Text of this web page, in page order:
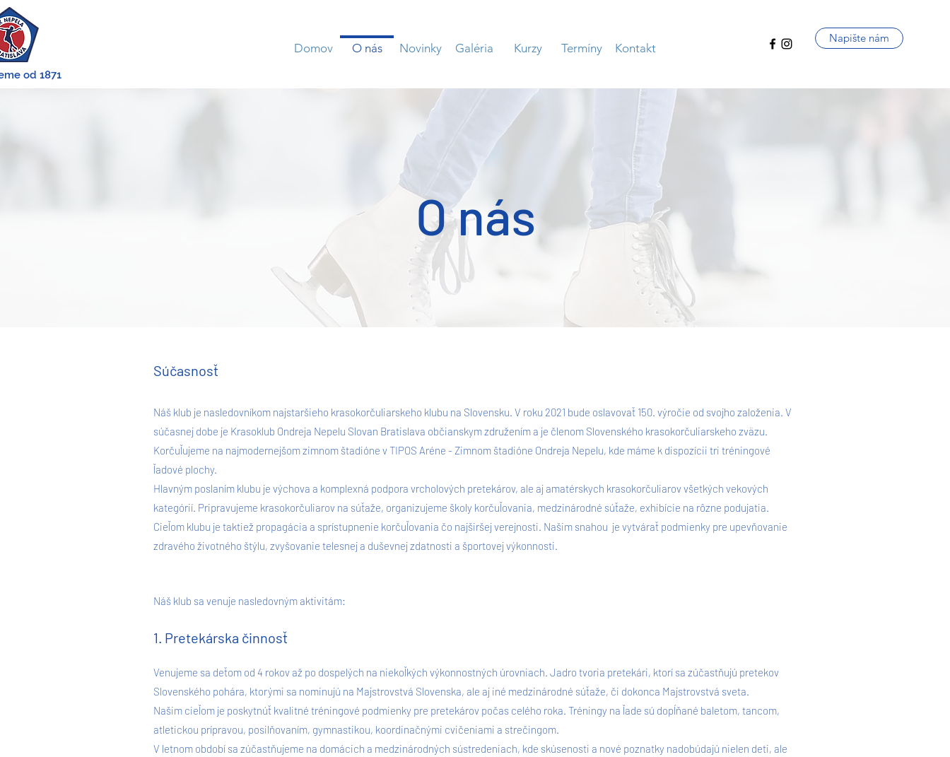
od 1871
Napište nám
Domov O nás Novinky Galéria Kurzy Termíny Kontakt
O nás
Súčasnosť
Náš klub je nasledovníkom najstaršieho krasokorčuliarskeho klubu na Slovensku. V roku 2021 bude oslavovať 150. výročie od svojho založenia. V
súčasnej dobe je Krasoklub Ondreja Nepelu Slovan Bratislava občianskym združením a je členom Slovenského krasokorčuliarskeho zväzu.
Korčuľujeme na najmodernejšom zimnom štadióne v TIPOS Aréne - Zimnom štadióne Ondreja Nepelu, kde máme k dispozícii tri tréningové
ľadové plochy.
Hlavným poslaním klubu je výchova a komplexná podpora vrcholových pretekárov, ale aj amatérskych krasokorčuliarov všetkých vekových
kategórií. Pripravujeme krasokorčuliarov na súťaže, organizujeme školy korčuľovania, medzinárodné súťaže, exhibície na rôzne podujatia.
Cieľom klubu je taktiež propagácia a sprístupnenie korčuľovania čo najširšej verejnosti. Našim snahou je vytvárať podmienky pre upevňovanie
zdravého životného štýlu, zvyšovanie telesnej a duševnej zdatnosti a športovej výkonnosti.
Náš klub sa venuje nasledovným aktivitám:
1. Pretekárska činnosť
Venujeme sa deťom od 4 rokov až po dospelých na niekoľkých výkonnostných úrovniach. Jadro tvoria pretekári, ktorí sa zúčastňujú pretekov
Slovenského pohára, ktorými sa nominujú na Majstrovstvá Slovenska, ale aj iné medzinárodné súťaže, či dokonca Majstrovstvá sveta.
Našim cieľom je poskytnúť kvalitné tréningové podmienky pre pretekárov počas celého roka. Tréningy na ľade sú dopĺňané baletom, tancom,
atletickou prípravou, posilňovaním, gymnastikou, koordinačnými cvičeniami a strečingom.
V letnom období sa zúčastňujeme na domácich a medzinárodných sústredeniach, kde skúsenosti a nové poznatky nadobúdajú nielen deti, ale